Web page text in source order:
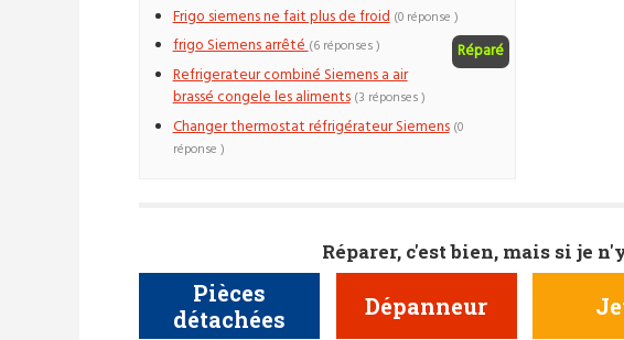
Frigo siemens ne fait plus de froid (0 réponse )
frigo Siemens arrêté Réparé
(6 réponses )
Refrigerateur combiné Siemens a air
brassé congele les aliments (3 réponses )
Changer thermostat réfrigérateur Siemens (0
réponse )
Réparer, c'est bien, mais si je
Pièces
détachées
Dépanneur